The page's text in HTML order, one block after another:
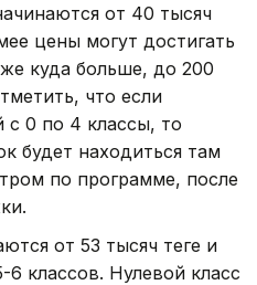
от 40 тысяч
цены могут достигать
же куда больше, до 200
что если
с 0 по 4 классы, то
будет находиться там
по программе, после
от 53 тысяч теңге и
классов. Нулевой класс